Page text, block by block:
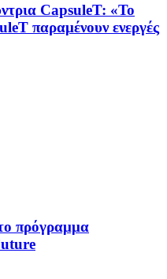
CapsuleT: «Το
παραμένουν ενεργές
πρόγραμμα